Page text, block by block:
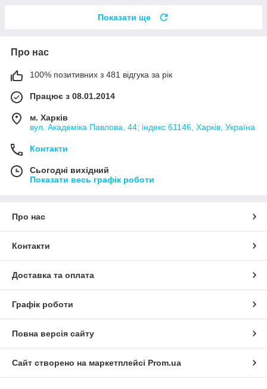
Показати ще
Про нас
100% позитивних з 481 відгука за рік
Працює з 08.01.2014
м. Харків
вул. Академіка Павлова, 44; індекс 61146, Харків, Україна
Контакти
Сьогодні вихідний
Показати весь графік роботи
Про нас
Контакти
Доставка та оплата
Графік роботи
Повна версія сайту
Сайт створено на маркетплейсі Prom.ua